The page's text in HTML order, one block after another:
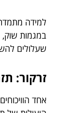
למידה
במגמות שוק,
שעלולים
זרקור:
אחד